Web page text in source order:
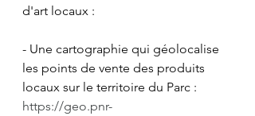
d'art locaux :
- Une cartographie qui géolocalise
les points de vente des produits
locaux sur le territoire du Parc :
https://geo.pnr-